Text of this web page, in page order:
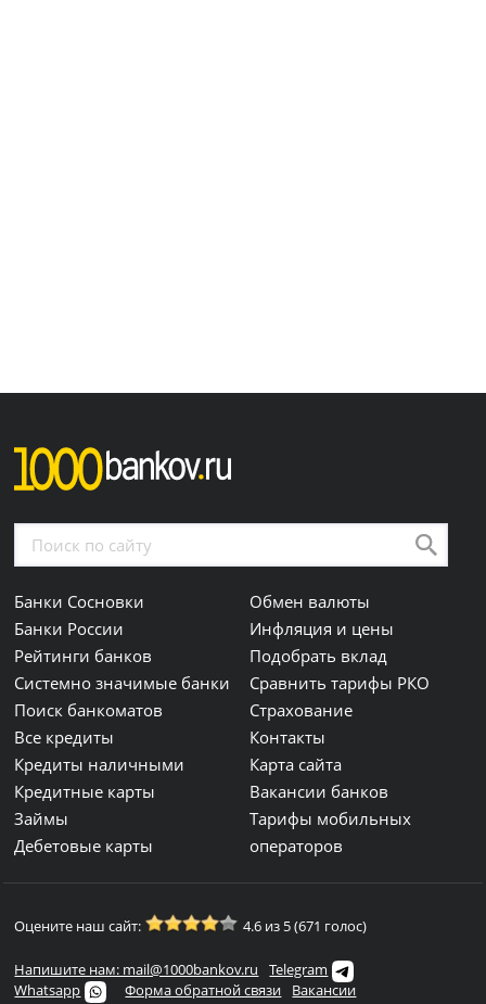
Банки Сосновки
Банки России
Рейтинги банков
Системно значимые банки
Поиск банкоматов
Все кредиты
Кредиты наличными
Кредитные карты
Займы
Дебетовые карты
Обмен валюты
Инфляция и цены
Подобрать вклад
Сравнить тарифы РКО
Страхование
Контакты
Карта сайта
Вакансии банков
Тарифы мобильных
операторов
Оцените наш сайт: 4.6 из 5 (671 голос)
Напишите нам: mail@1000bankov.ru
Telegram
Whatsapp
Форма обратной связи
Вакансии